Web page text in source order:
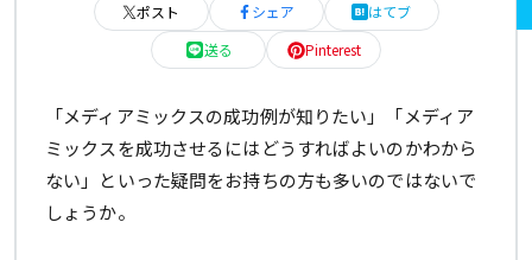
ポスト シェア
はてブ
送る
Pinterest
「メディアミックスの成功例が知りたい」「メディア
ミックスを成功させるにはどうすればよいのかわから
ない」といった疑問をお持ちの方も多いのではないで
しょうか。